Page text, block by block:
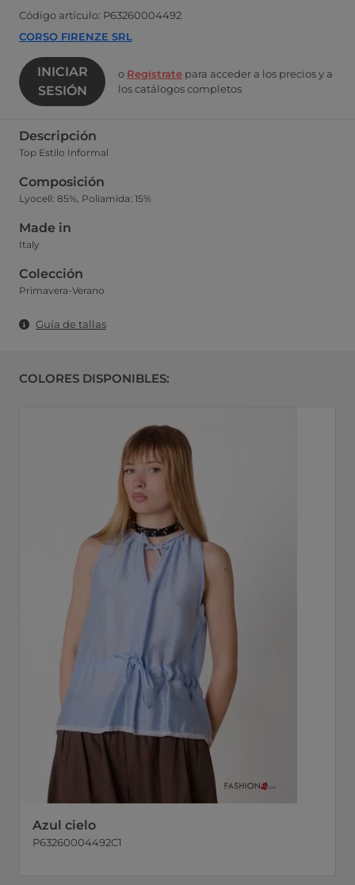
Código artículo: P63260004492
CORSO FIRENZE SRL
INICIAR
SESIÓN
o Regístrate para acceder a los precios y a
los catálogos completos
Descripción
Top Estilo Informal
Composición
Lyocell: 85%, Poliamida: 15%
Made in
Italy
Colección
Primavera-Verano
Guía de tallas
COLORES DISPONIBLES:
Azul cielo
P63260004492C1